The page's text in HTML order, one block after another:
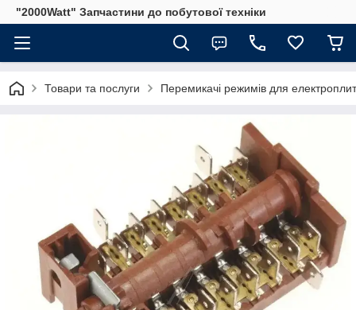
"2000Watt" Запчастини до побутової техніки
Товари та послуги Перемикачі режимів для